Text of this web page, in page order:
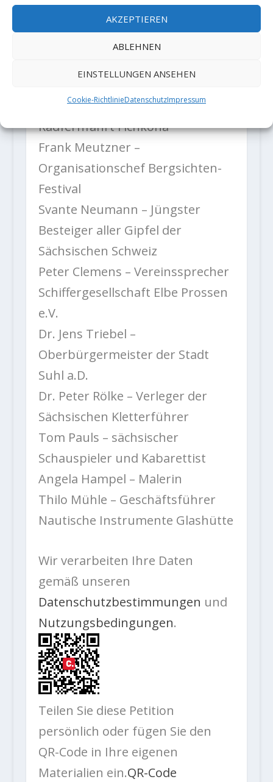
AKZEPTIEREN
ABLEHNEN
EINSTELLUNGEN ANSEHEN
Cookie-RichtlinieDatenschutzImpressum
8000er-Besteiger, Vorstand
Alpinclub Sachsen
Olaf Schau – Organisationschef
Radfernfahrt Fichkona
Frank Meutzner –
Organisationschef Bergsichten-
Festival
Svante Neumann – Jüngster
Besteiger aller Gipfel der
Sächsischen Schweiz
Peter Clemens – Vereinssprecher
Schiffergesellschaft Elbe Prossen
e.V.
Dr. Jens Triebel –
Oberbürgermeister der Stadt
Suhl a.D.
Dr. Peter Rölke – Verleger der
Sächsischen Kletterführer
Tom Pauls – sächsischer
Schauspieler und Kabarettist
Angela Hampel – Malerin
Thilo Mühle – Geschäftsführer
Nautische Instrumente Glashütte
Wir verarbeiten Ihre Daten
gemäß unseren
Datenschutzbestimmungen und
Nutzungsbedingungen.
Teilen Sie diese Petition
persönlich oder fügen Sie den
QR-Code in Ihre eigenen
Materialien ein.QR-Code